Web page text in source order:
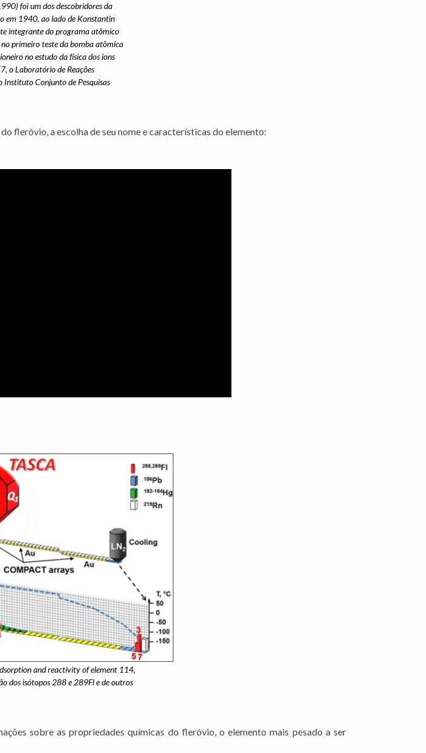
foi um dos descobridores da
em 1940, ao lado de Konstantin
integrante do programa atômico
no primeiro teste da bomba atômica
no estudo da física dos íons
o Laboratório de Reações
Instituto Conjunto de Pesquisas
fleróvio, a escolha de seu nome e características do elemento:
and reactivity of element 114,
dos isótopos 288 e 289Fl e de outros
sobre as propriedades químicas do fleróvio, o elemento mais pesado a ser